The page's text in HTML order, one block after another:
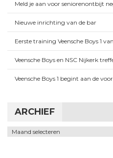
Meld je aan voor seniorenontbijt
Nieuwe inrichting van de bar
Eerste training Veensche Boys 1
Veensche Boys en NSC Nijkerk
Veensche Boys 1 begint aan de
ARCHIEF
Archief